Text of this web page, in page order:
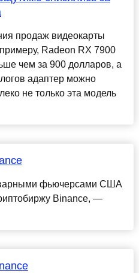
продаж видеокарты
Radeon RX 7900
чем за 900 долларов, а
адаптер можно
не только эта модель
фьючерсами США
Binance, —